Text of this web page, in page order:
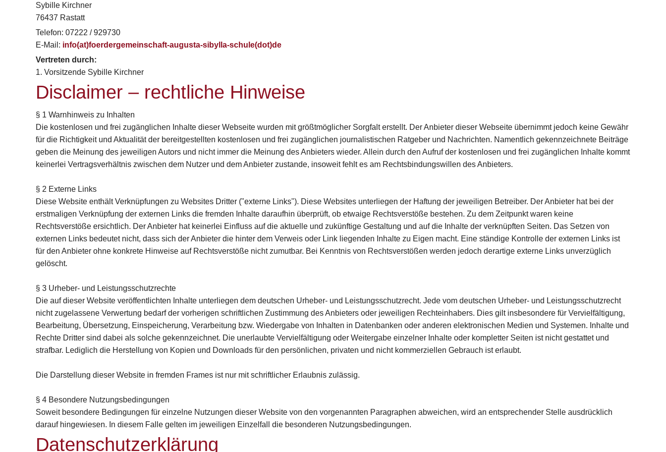
Sybille Kirchner
76437 Rastatt
Telefon: 07222 / 929730
E-Mail: info(at)foerdergemeinschaft-augusta-sibylla-schule(dot)de
Vertreten durch:
1. Vorsitzende Sybille Kirchner
Disclaimer – rechtliche Hinweise
§ 1 Warnhinweis zu Inhalten
Die kostenlosen und frei zugänglichen Inhalte dieser Webseite wurden mit größtmöglicher Sorgfalt erstellt. Der Anbieter dieser Webseite übernimmt jedoch keine Gewähr
für die Richtigkeit und Aktualität der bereitgestellten kostenlosen und frei zugänglichen journalistischen Ratgeber und Nachrichten. Namentlich gekennzeichnete Beiträge
geben die Meinung des jeweiligen Autors und nicht immer die Meinung des Anbieters wieder. Allein durch den Aufruf der kostenlosen und frei zugänglichen Inhalte kommt
keinerlei Vertragsverhältnis zwischen dem Nutzer und dem Anbieter zustande, insoweit fehlt es am Rechtsbindungswillen des Anbieters.
§ 2 Externe Links
Diese Website enthält Verknüpfungen zu Websites Dritter ("externe Links"). Diese Websites unterliegen der Haftung der jeweiligen Betreiber. Der Anbieter hat bei der
erstmaligen Verknüpfung der externen Links die fremden Inhalte daraufhin überprüft, ob etwaige Rechtsverstöße bestehen. Zu dem Zeitpunkt waren keine
Rechtsverstöße ersichtlich. Der Anbieter hat keinerlei Einfluss auf die aktuelle und zukünftige Gestaltung und auf die Inhalte der verknüpften Seiten. Das Setzen von
externen Links bedeutet nicht, dass sich der Anbieter die hinter dem Verweis oder Link liegenden Inhalte zu Eigen macht. Eine ständige Kontrolle der externen Links ist
für den Anbieter ohne konkrete Hinweise auf Rechtsverstöße nicht zumutbar. Bei Kenntnis von Rechtsverstößen werden jedoch derartige externe Links unverzüglich
gelöscht.
§ 3 Urheber- und Leistungsschutzrechte
Die auf dieser Website veröffentlichten Inhalte unterliegen dem deutschen Urheber- und Leistungsschutzrecht. Jede vom deutschen Urheber- und Leistungsschutzrecht
nicht zugelassene Verwertung bedarf der vorherigen schriftlichen Zustimmung des Anbieters oder jeweiligen Rechteinhabers. Dies gilt insbesondere für Vervielfältigung,
Bearbeitung, Übersetzung, Einspeicherung, Verarbeitung bzw. Wiedergabe von Inhalten in Datenbanken oder anderen elektronischen Medien und Systemen. Inhalte und
Rechte Dritter sind dabei als solche gekennzeichnet. Die unerlaubte Vervielfältigung oder Weitergabe einzelner Inhalte oder kompletter Seiten ist nicht gestattet und
strafbar. Lediglich die Herstellung von Kopien und Downloads für den persönlichen, privaten und nicht kommerziellen Gebrauch ist erlaubt.
Die Darstellung dieser Website in fremden Frames ist nur mit schriftlicher Erlaubnis zulässig.
§ 4 Besondere Nutzungsbedingungen
Soweit besondere Bedingungen für einzelne Nutzungen dieser Website von den vorgenannten Paragraphen abweichen, wird an entsprechender Stelle ausdrücklich
darauf hingewiesen. In diesem Falle gelten im jeweiligen Einzelfall die besonderen Nutzungsbedingungen.
Datenschutz­erklärung